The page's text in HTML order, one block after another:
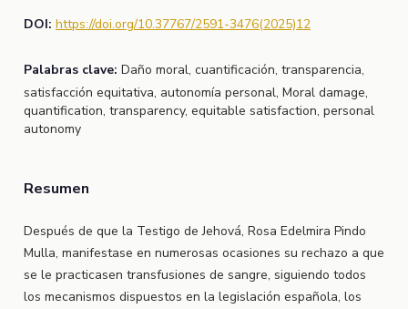
DOI: https://doi.org/10.37767/2591-3476(2025)12
Palabras clave: Daño moral, cuantificación, transparencia,
satisfacción equitativa, autonomía personal, Moral damage,
quantification, transparency, equitable satisfaction, personal
autonomy
Resumen
Después de que la Testigo de Jehová, Rosa Edelmira Pindo
Mulla, manifestase en numerosas ocasiones su rechazo a que
se le practicasen transfusiones de sangre, siguiendo todos
los mecanismos dispuestos en la legislación española, los